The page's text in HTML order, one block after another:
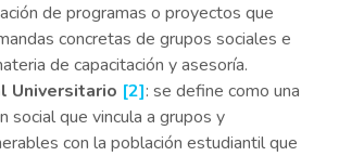
de programas o proyectos que
concretas de grupos sociales e
de capacitación y asesoría.
Universitario [2]: se define como una
social que vincula a grupos y
con la población estudiantil que